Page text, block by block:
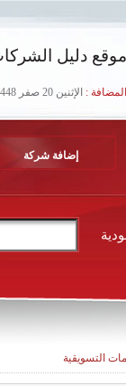
دليل
: الإثنين 20 صفر 1448 هـ | 3 أغسطس 2026 م
إضافة شركة
التسويقية